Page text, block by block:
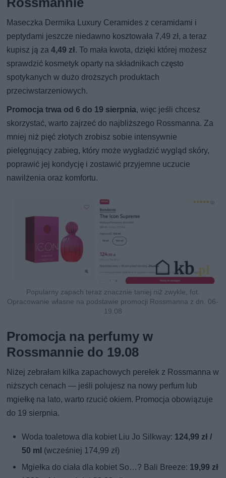
Maseczka Dermika Luxury Ceramides z ceramidami i
peptydami jeszcze niedawno kosztowała 7,49 zł, a teraz
kupisz ją za4,49 zł. To mała kwota, dzięki której możesz
sprawdzić kosmetyk oparty na składnikach często
spotykanych w dużo droższych produktach
przeciwstarzeniowych.
Promocja trwa od 6 do 19 sierpnia, więc jeśli chcesz
skorzystać, warto zajrzeć do najbliższego Rossmanna. Za
mniej niż pięć złotych zrobisz sobie intensywnie
pielęgnujący zabieg, który może wygładzić wygląd skóry,
poprawić jej kondycję i zostawić przyjemne uczucie
nawilżenia oraz komfortu.
Popularny zapach teraz znacznie taniej niż zwykle, fot.
Opracowanie własne na podstawie promocji Rossmanna z dn. 06-
19.08
Promocja na perfumy w
Rossmannie do 19.08
Niżej zebrałam kilka zapachowych perełek z Rossmanna w
niższych cenach — jeśli polujesz na nowy perfum lub
mgiełkę na lato, warto rzucić okiem. Promocja obowiązuje
do 19 sierpnia.
Woda toaletowa dla kobiet Liu Jo Silkway: 124,99 zł /
50 ml (wcześniej 174,99 zł)
Mgiełka do ciała dla kobiet So…? Bali Breeze: 19,99 zł